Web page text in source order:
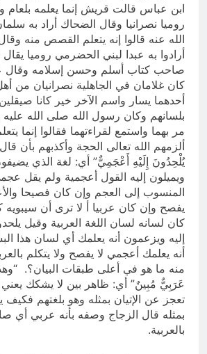
ابن عباس قالت قريش إنما يعلمه بلعام
روميا نصرانيا وقال الضحاك أراد به
الله عنه قالوا إنه يتعلم القصص منه
أرادوا به عبدا لبني الحضرمي روميا
صاحب كتاب أسلم وحسن إسلامه وقال
كان غلامان في الجاهلية نصرانيان من
أحدهما يسار واسم الآخر خير كانا صيقلين
بلسانهم وكان رسول الله صلى الله عليه
مر بهما واستمع لقراءتهما فقالوا إنما
ألزمهم الله تعالى الحجة وأكذبهم بأن
يُلْحِدُونَ إِلَيْهِ أَعْجَمِيٌّ” أي: لغة الذي يضيفون
ويميلون إليه القول أعجمية ولم يقل
المنسوب إلى العجم وإن كان فصيحا
يفصح وإن كان عربيا أ لا ترى أن
كان لسانه لسان اللغة العربية وقيل
إليه ويزعمون أنه يعلمك أي لسان هذا
أنه يعلمك أعجمي لا يفصح ولا يتكلم
منه ما هو في أعلى طبقات البيان؟.
عَرَبِيٌّ مُبِينٌ” أي: ظاهر بين لا يشكك يعني
تعجز عن الإتيان بمثله وهو بلغتهم فكيف
بمثله قال الزجاج وصفه بأنه عربي أي
بالعربية.